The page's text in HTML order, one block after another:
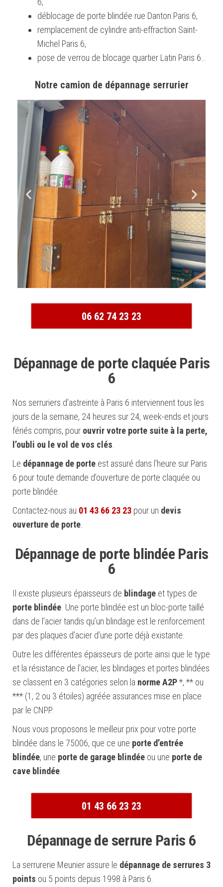
déblocage de porte blindée rue Danton Paris 6,
remplacement de cylindre anti-effraction Saint-
Michel Paris 6,
pose de verrou de blocage quartier Latin Paris 6…
Notre camion de dépannage serrurier
06 62 74 23 23
Dépannage de porte claquée Paris
6
Nos serruriers d’astreinte à Paris 6 interviennent tous les
jours de la semaine, 24 heures sur 24, week-ends et jours
fériés compris, pour ouvrir votre porte suite à la perte,
l’oubli ou le vol de vos clés
Le dépannage de porte est assuré dans l’heure sur Paris
6 pour toute demande d’ouverture de porte claquée ou
porte blindée.
Contactez-nous au 01 43 66 23 23 pour un devis
ouverture de porte
Dépannage de porte blindée Paris
6
Il existe plusieurs épaisseurs de blindage et types de
porte blindée . Une porte blindée est un bloc-porte taillé
dans de l’acier tandis qu’un blindage est le renforcement
par des plaques d’acier d’une porte déjà existante.
Outre les différentes épaisseurs de porte ainsi que le type
et la résistance de l’acier, les blindages et portes blindées
se classent en 3 catégories selon la norme A2P*, ** ou
*** (1, 2 ou 3 étoiles) agréée assurances mise en place
par le CNPP.
Nous vous proposons le meilleur prix pour votre porte
blindée dans le 75006, que ce une porte d’entrée
blindée, une porte de garage blindée ou une porte de
cave blindée
01 43 66 23 23
Dépannage de serrure Paris 6
La serrurerie Meunier assure le dépannage de serrures 3
points ou 5 points depuis 1998 à Paris 6.